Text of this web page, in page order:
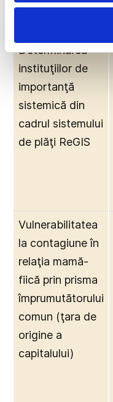
Determinarea
instituţiilor de
importanţă
sistemică din
cadrul sistemului
de plăţi ReGIS
Vulnerabilitatea
la contagiune în
relaţia mamă-
fiică prin prisma
împrumutătorului
comun (ţara de
origine a
capitalului)